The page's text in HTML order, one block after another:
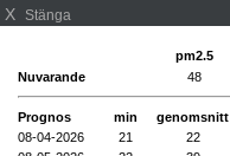
X Stänga
pm2.5
Nuvarande
48
Prognos min genomsnitt
08-04-2026
21 22